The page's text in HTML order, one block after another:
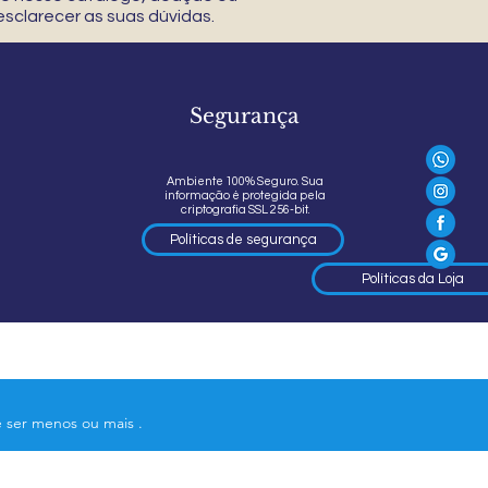
as suas dúvidas.
Segurança
Ambiente 100% Seguro. Sua
informação é protegida pela
criptografia SSL 256-bit.
Políticas de segurança
Políticas da Loja
menos ou mais .